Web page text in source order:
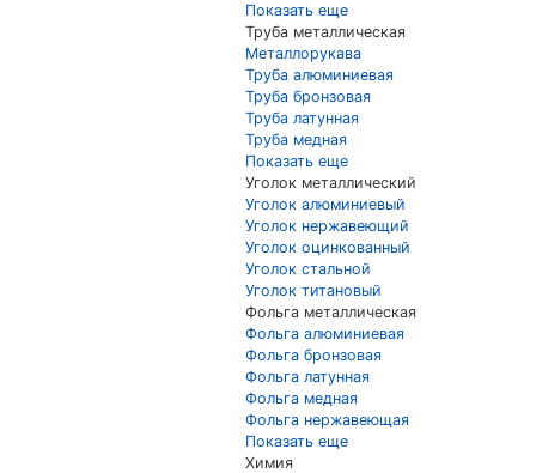
Показать еще
Труба металлическая
Металлорукава
Труба алюминиевая
Труба бронзовая
Труба латунная
Труба медная
Показать еще
Уголок металлический
Уголок алюминиевый
Уголок нержавеющий
Уголок оцинкованный
Уголок стальной
Уголок титановый
Фольга металлическая
Фольга алюминиевая
Фольга бронзовая
Фольга латунная
Фольга медная
Фольга нержавеющая
Показать еще
Химия